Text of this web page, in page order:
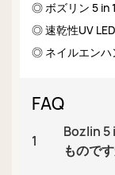
◎ ボズリン 5 in
◎ 速乾性UV
◎ ネイルエンハ
FAQ
1
Bozlin 5
もので